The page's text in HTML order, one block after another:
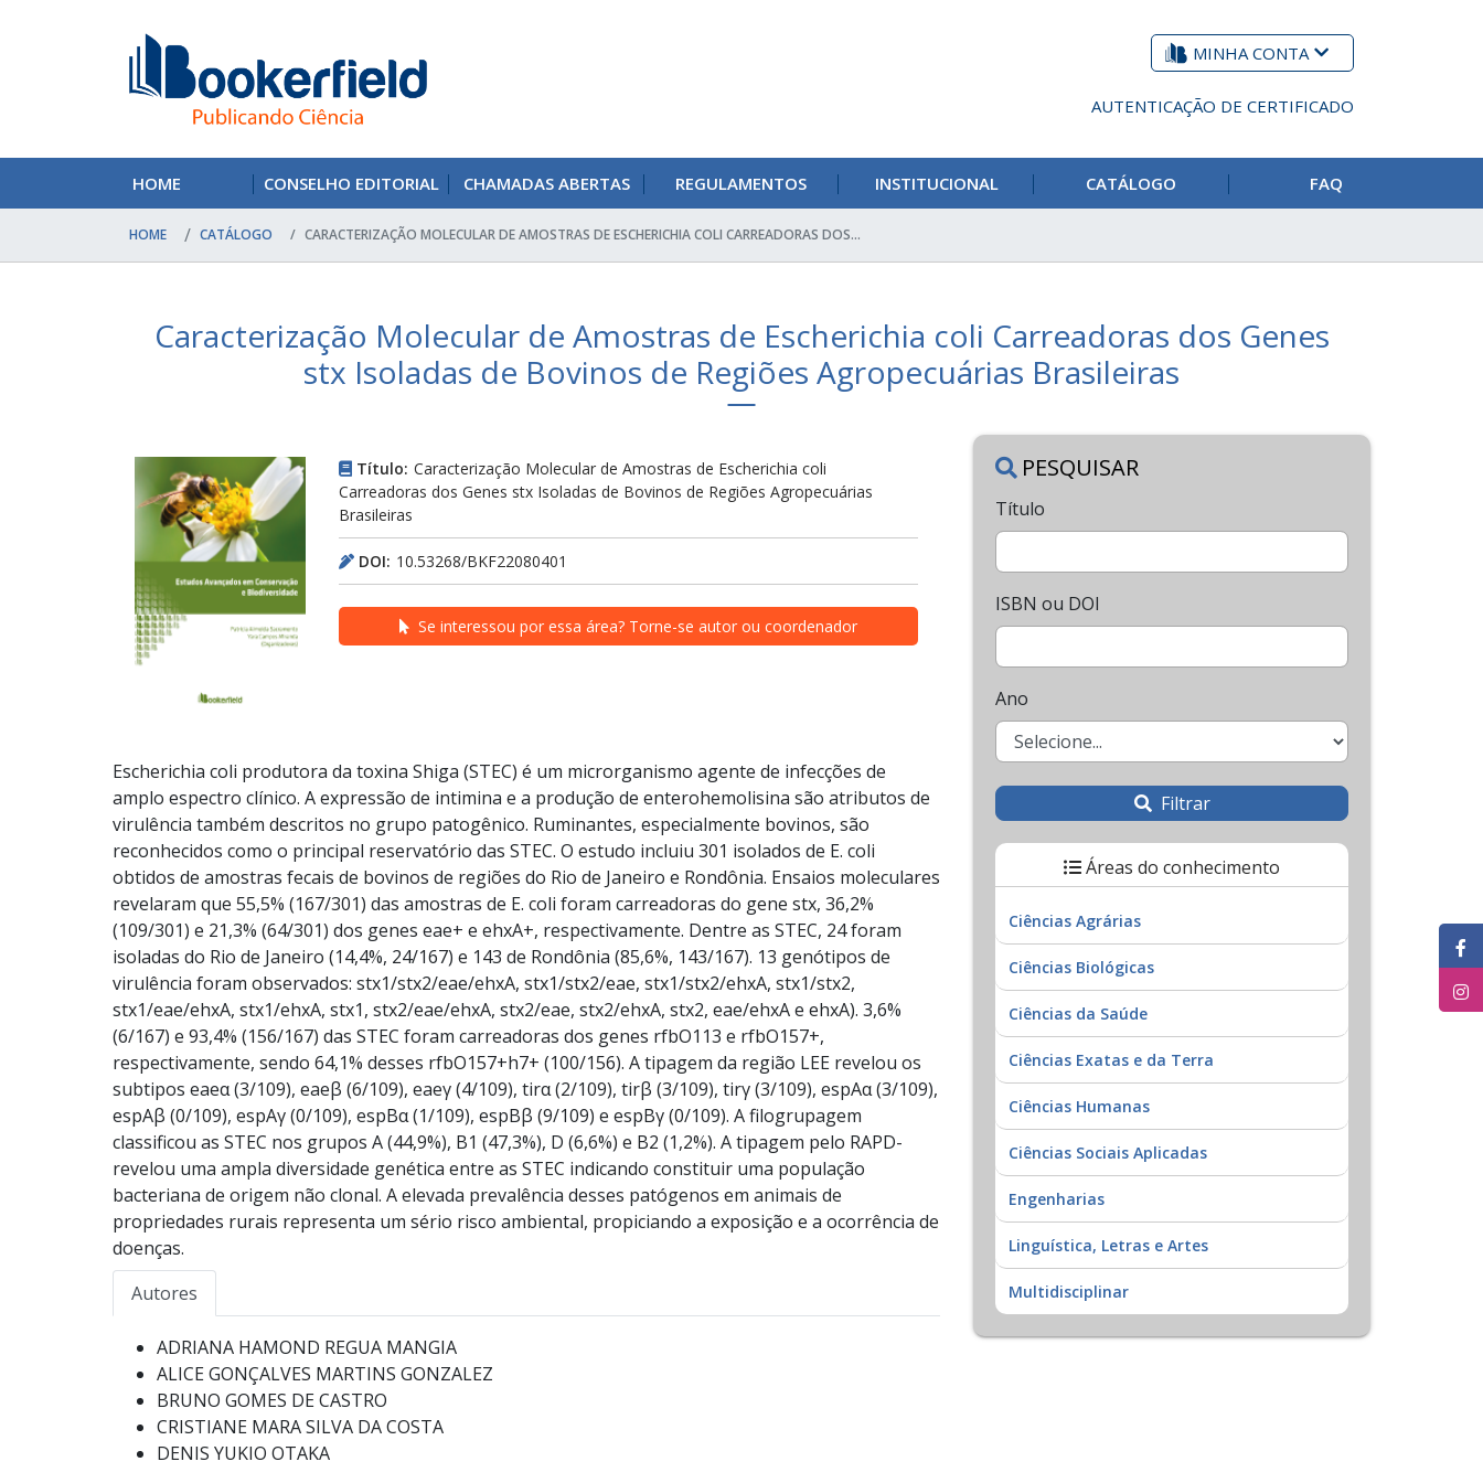
MINHA CONTA
AUTENTICAÇÃO DE CERTIFICADO
HOME CONSELHO EDITORIAL CHAMADAS ABERTAS REGULAMENTOS INSTITUCIONAL CATÁLOGO FAQ
HOME CATÁLOGO CARACTERIZAÇÃO MOLECULAR DE AMOSTRAS DE ESCHERICHIA COLI CARREADORAS DOS...
Caracterização Molecular de Amostras de Escherichia coli Carreadoras dos Genes
stx Isoladas de Bovinos de Regiões Agropecuárias Brasileiras
Título: Caracterização Molecular de Amostras de Escherichia coli
Carreadoras dos Genes stx Isoladas de Bovinos de Regiões Agropecuárias
Brasileiras
DOI: 10.53268/BKF22080401
Se interessou por essa área? Torne-se autor ou coordenador
Escherichia coli produtora da toxina Shiga (STEC) é um microrganismo agente de infecções de
amplo espectro clínico. A expressão de intimina e a produção de enterohemolisina são atributos de
virulência também descritos no grupo patogênico. Ruminantes, especialmente bovinos, são
reconhecidos como o principal reservatório das STEC. O estudo incluiu 301 isolados de E. coli
obtidos de amostras fecais de bovinos de regiões do Rio de Janeiro e Rondônia. Ensaios moleculares
revelaram que 55,5% (167/301) das amostras de E. coli foram carreadoras do gene stx, 36,2%
(109/301) e 21,3% (64/301) dos genes eae+ e ehxA+, respectivamente. Dentre as STEC, 24 foram
isoladas do Rio de Janeiro (14,4%, 24/167) e 143 de Rondônia (85,6%, 143/167). 13 genótipos de
virulência foram observados: stx1/stx2/eae/ehxA, stx1/stx2/eae, stx1/stx2/ehxA, stx1/stx2,
stx1/eae/ehxA, stx1/ehxA, stx1, stx2/eae/ehxA, stx2/eae, stx2/ehxA, stx2, eae/ehxA e ehxA). 3,6%
(6/167) e 93,4% (156/167) das STEC foram carreadoras dos genes rfbO113 e rfbO157+,
respectivamente, sendo 64,1% desses rfbO157+h7+ (100/156). A tipagem da região LEE revelou os
subtipos eaeα (3/109), eaeβ (6/109), eaeγ (4/109), tirα (2/109), tirβ (3/109), tirγ (3/109), espAα (3/109),
espAβ (0/109), espAγ (0/109), espBα (1/109), espBβ (9/109) e espBγ (0/109). A filogrupagem
classificou as STEC nos grupos A (44,9%), B1 (47,3%), D (6,6%) e B2 (1,2%). A tipagem pelo RAPD-
revelou uma ampla diversidade genética entre as STEC indicando constituir uma população
bacteriana de origem não clonal. A elevada prevalência desses patógenos em animais de
propriedades rurais representa um sério risco ambiental, propiciando a exposição e a ocorrência de
doenças.
Autores
ADRIANA HAMOND REGUA MANGIA
ALICE GONÇALVES MARTINS GONZALEZ
BRUNO GOMES DE CASTRO
CRISTIANE MARA SILVA DA COSTA
DENIS YUKIO OTAKA
PESQUISAR
Título
ISBN ou DOI
Ano
Filtrar
Áreas do conhecimento
Ciências Agrárias
Ciências Biológicas
Ciências da Saúde
Ciências Exatas e da Terra
Ciências Humanas
Ciências Sociais Aplicadas
Engenharias
Linguística, Letras e Artes
Multidisciplinar